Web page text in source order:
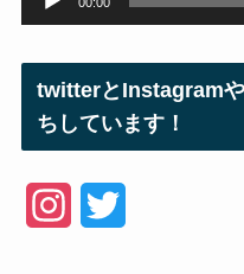
twitterとInstagram
ちしています！